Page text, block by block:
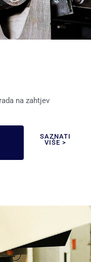
na zahtjev
SAZNATI
VIŠE >